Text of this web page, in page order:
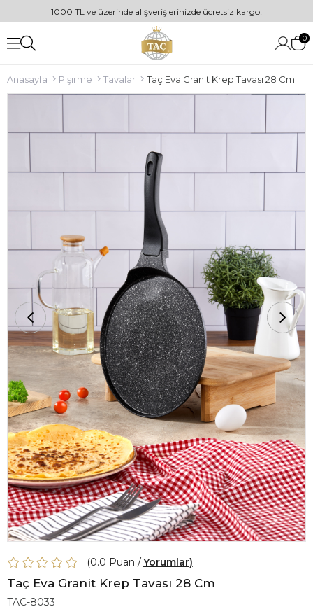
1000 TL ve üzerinde alışverişlerinizde ücretsiz kargo!
0
Anasayfa Pişirme Tavalar Taç Eva Granit Krep Tavası 28 Cm
0.0 Yorumlar
Taç Eva Granit Krep Tavası 28 Cm
TAC-8033